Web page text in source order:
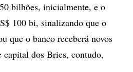
bilhões, inicialmente, e o
100 bi, sinalizando que o
que o banco receberá novos
dos Brics, contudo,